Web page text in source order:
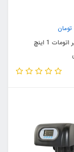
تومان
شیر سختی گیر اتومات 1 اینچ